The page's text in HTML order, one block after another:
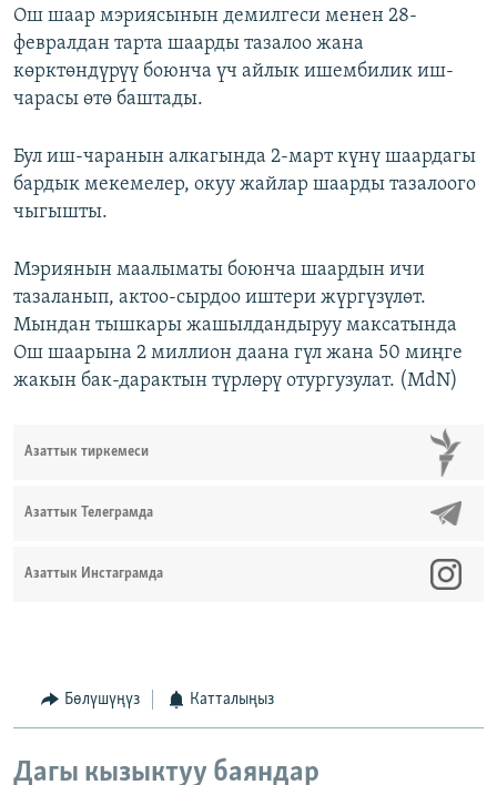
Ош шаар мэриясынын демилгеси менен 28-
февралдан тарта шаарды тазалоо жана
көрктөндүрүү боюнча үч айлык ишембилик иш-
чарасы өтө баштады.
Бул иш-чаранын алкагында 2-март күнү шаардагы
бардык мекемелер, окуу жайлар шаарды тазалоого
чыгышты.
Мэриянын маалыматы боюнча шаардын ичи
тазаланып, актоо-сырдоо иштери жүргүзүлөт.
Мындан тышкары жашылдандыруу максатында
Ош шаарына 2 миллион даана гүл жана 50 миңге
жакын бак-дарактын түрлөрү отургузулат. (MdN)
Азаттык тиркемеси
Азаттык Телеграмда
Азаттык Инстаграмда
Бөлүшүңүз Катталыңыз
Дагы кызыктуу баяндар